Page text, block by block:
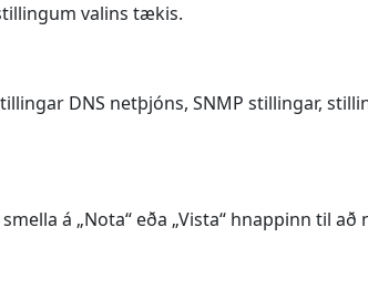
valins tækis.
DNS netþjóns, SNMP stillingar,
á „Nota“ eða „Vista“ hnappinn til að